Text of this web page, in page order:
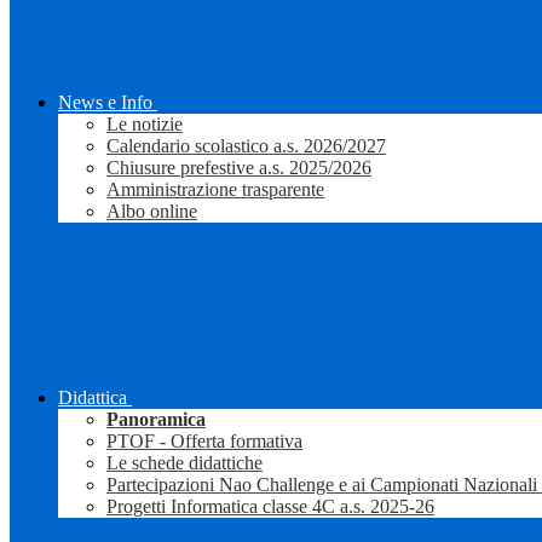
News e Info
Le notizie
Calendario scolastico a.s. 2026/2027
Chiusure prefestive a.s. 2025/2026
Amministrazione trasparente
Albo online
Didattica
Panoramica
PTOF - Offerta formativa
Le schede didattiche
Partecipazioni Nao Challenge e ai Campionati
Progetti Informatica classe 4C a.s. 2025-26